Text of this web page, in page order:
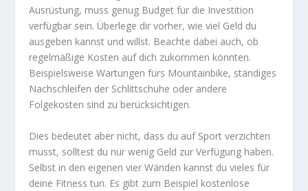
Ausrüstung, muss genug Budget für die Investition
verfügbar sein. Überlege dir vorher, wie viel Geld du
ausgeben kannst und willst. Beachte dabei auch, ob
regelmäßige Kosten auf dich zukommen könnten.
Beispielsweise Wartungen fürs Mountainbike, ständiges
Nachschleifen der Schlittschuhe oder andere
Folgekosten sind zu berücksichtigen.
Dies bedeutet aber nicht, dass du auf Sport verzichten
musst, solltest du nur wenig Geld zur Verfügung haben.
Selbst in den eigenen vier Wänden kannst du vieles für
deine Fitness tun. Es gibt zum Beispiel kostenlose